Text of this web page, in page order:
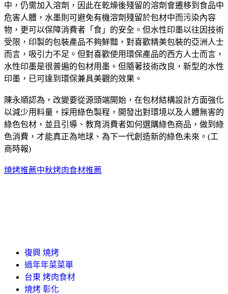
中，仍需加入溶劑，因此在乾燥後殘留的溶劑會遷移到食品中
危害人體，水墨則可避免有機溶劑殘留於包材中而污染內容
物，更可以保障消費者「食」的安全。但水性印墨以往因技術
受限，印製的包裝產品不夠鮮豔，對喜歡精美包裝的亞洲人士
而言，吸引力不足。但對喜歡使用環保產品的西方人士而言，
水性印墨是很普遍的包材用墨。但隨著技術改良，新型的水性
印墨，已可達到環保兼具美觀的效果。
陳永順認為，改變要從源頭端開始，在包材結構設計方面強化
以減少用料量，採用綠色製程，開發出對環境以及人體無害的
綠色包材，並且引導、教育消費者如何選購綠色商品，做到綠
色消費，才能真正為地球、為下一代創造新的綠色未來。(工
商時報)
燒烤推薦中秋烤肉食材推薦
復興 燒烤
過年年菜菜單
台東 烤肉食材
燒烤 彰化